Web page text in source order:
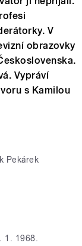
V
obrazovky
Vypráví
s Kamilou
Pekárek
1. 1968.